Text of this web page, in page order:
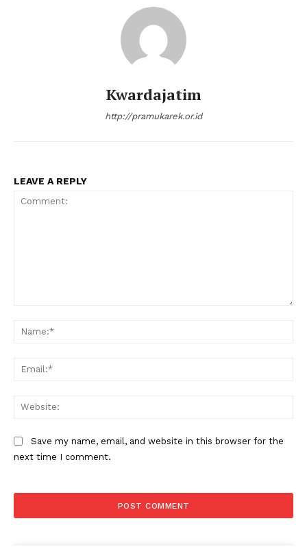
Kwardajatim
http://pramukarek.or.id
LEAVE A REPLY
Save my name, email, and website in this browser for the
next time I comment.